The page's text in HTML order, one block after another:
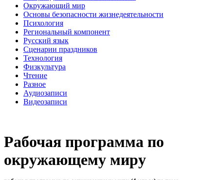
Окружающий мир
Основы безопасности жизнедеятельности
Психология
Региональный компонент
Русский язык
Сценарии праздников
Технология
Физкультура
Чтение
Разное
Аудиозаписи
Видеозаписи
Рабочая программа по
окружающему миру